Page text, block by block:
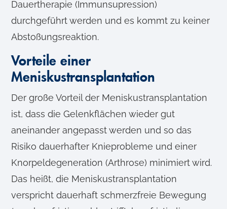
Dauertherapie (Immunsupression)
durchgeführt werden und es kommt zu keiner
Abstoßungsreaktion.
Vorteile einer
Meniskustransplantation
Der große Vorteil der Meniskustransplantation
ist, dass die Gelenkflächen wieder gut
aneinander angepasst werden und so das
Risiko dauerhafter Knieprobleme und einer
Knorpeldegeneration (Arthrose) minimiert wird.
Das heißt, die Meniskustransplantation
verspricht dauerhaft schmerzfreie Bewegung